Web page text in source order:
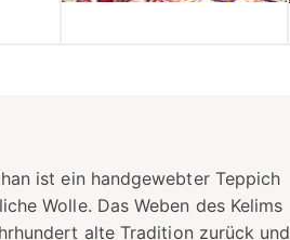
ist ein handgewebter Teppich
Wolle. Das Weben des Kelims
alte Tradition zurück und